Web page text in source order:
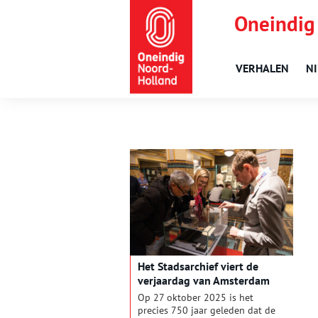
VERHALEN
Het Stadsarchief viert de
verjaardag van Amsterdam
Op 27 oktober 2025 is het
precies 750 jaar geleden dat de